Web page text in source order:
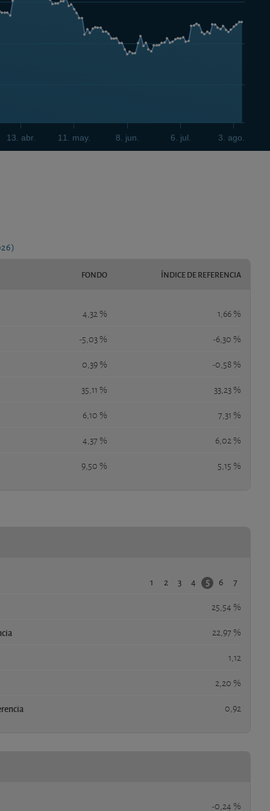
13. abr. 11. may. 8. jun. 6. jul. 3. ago.
FONDO ÍNDICE DE REFERENCIA
4,32 % 1,66 %
-5,03 % -6,30 %
0,39 % -0,58 %
35,11 % 33,23 %
6,10 % 7,31 %
4,37 % 6,02 %
9,50 % 5,15 %
1 2 3 4 5 6 7
25,54 %
22,97 %
1,12
2,20 %
0,92
-0,24 %